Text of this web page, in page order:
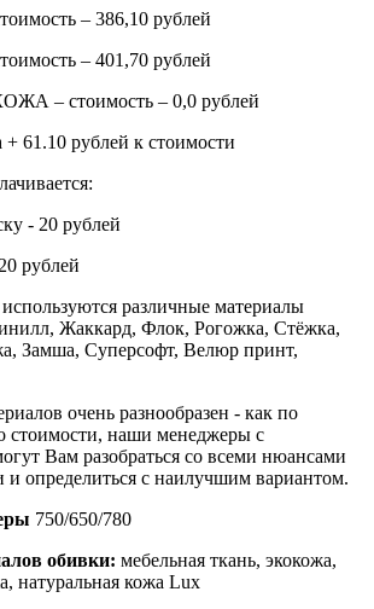
– 386,10 рублей
– 401,70 рублей
– стоимость – 0,0 рублей
61.10 рублей к стоимости
- 20 рублей
рублей
различные материалы
Жаккард, Флок, Рогожка, Стёжка,
Замша, Суперсофт, Велюр принт,
очень разнообразен - как по
стоимости, наши менеджеры с
Вам разобраться со всеми нюансами
определиться с наилучшим вариантом.
750/650/780
обивки: мебельная ткань, экокожа,
натуральная кожа Lux